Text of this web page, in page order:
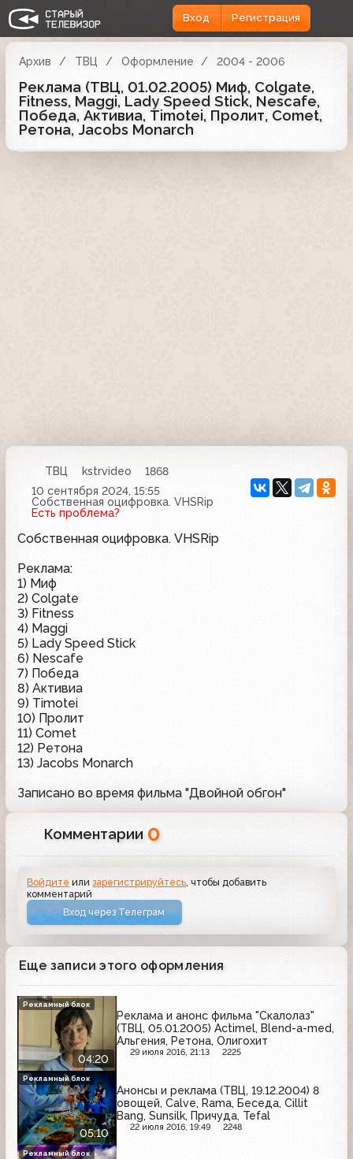
Вход Регистрация
Архив ТВЦ Оформление 2004 - 2006
Реклама (ТВЦ, 01.02.2005) Миф, Colgate,
Fitness, Maggi, Lady Speed Stick, Nescafe,
Победа, Активиа, Timotei, Пролит, Comet,
Ретона, Jacobs Monarch
ТВЦ kstrvideo
1868
10 сентября 2024, 15:55
Собственная оцифровка. VHSRip
Есть проблема?
Собственная оцифровка. VHSRip
Реклама:
1) Миф
2) Colgate
3) Fitness
4) Maggi
5) Lady Speed Stick
6) Nescafe
7) Победа
8) Активиа
9) Timotei
10) Пролит
11) Comet
12) Ретона
13) Jacobs Monarch
Записано во время фильма "Двойной обгон"
Комментарии 0
Войдите илизарегистрируйтесь , чтобы добавить
комментарий
Вход через Телеграм
Еще записи этого оформления
04:20
Реклама и анонс фильма "Скалолаз"
(ТВЦ, 05.01.2005) Actimel, Blend-a-med,
Альгения, Ретона, Олигохит
29 июля 2016, 21:13 2225
Рекламный блок
05:10
Анонсы и реклама (ТВЦ, 19.12.2004) 8
овощей, Calve, Rama, Беседа, Cillit
Bang, Sunsilk, Причуда, Tefal
22 июля 2016, 19:49 2248
Рекламный блок
Рекламный блок